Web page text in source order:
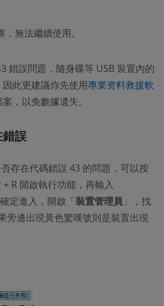
無法繼續使用。
錯誤問題，隨身碟等 USB 裝置內的
此更建議你先使用專業资料救援軟
，以免數據遺失。
誤
存在代碼錯誤 43 的問題，可以按
R 開啟執行功能，再輸入
確定進入，開啟「裝置管理員 」，找
旁邊出現黃色驚嘆號則是裝置出現